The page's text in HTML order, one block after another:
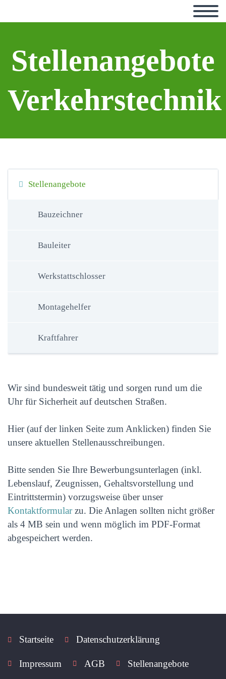
Stellenangebote
Verkehrstechnik
Stellenangebote
Bauzeichner
Bauleiter
Werkstattschlosser
Montagehelfer
Kraftfahrer
Wir sind bundesweit tätig und sorgen rund um die
Uhr für Sicherheit auf deutschen Straßen.
Hier (auf der linken Seite zum Anklicken) finden Sie
unsere aktuellen Stellenausschreibungen.
Bitte senden Sie Ihre Bewerbungsunterlagen (inkl.
Lebenslauf, Zeugnissen, Gehaltsvorstellung und
Eintrittstermin) vorzugsweise über unser
Kontaktformularzu. Die Anlagen sollten nicht größer
als 4 MB sein und wenn möglich im PDF-Format
abgespeichert werden.
Startseite Datenschutzerklärung
Impressum AGB Stellenangebote